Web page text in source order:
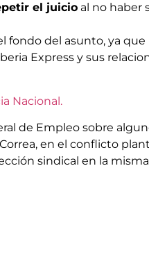
el juicio al no haber
fondo del asunto, ya
Express y sus
Nacional.
de Empleo sobre
en el conflicto
sindical en la